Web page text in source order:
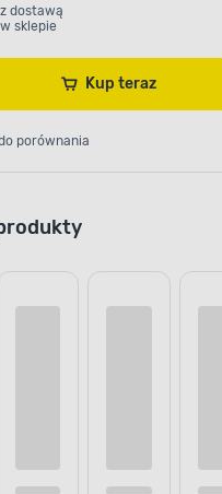
PŁYTKI
dostawą
sklepie
Kup teraz
porównania